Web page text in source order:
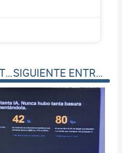
<< ENTRADA ANTERIOR SIGUIENTE ENTRADA >>